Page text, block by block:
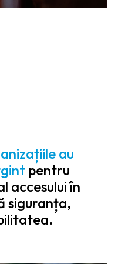
au
pentru
accesului în
siguranța,